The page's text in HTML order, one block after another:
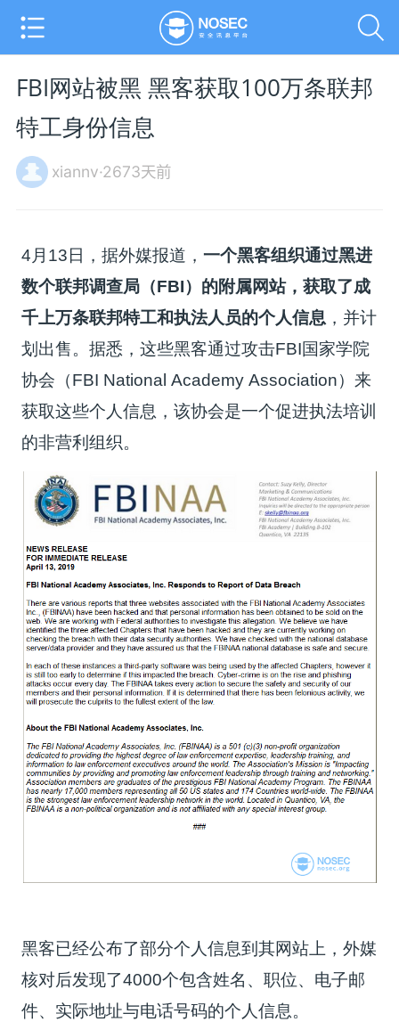
FBI网站被黑 黑客获取100万条联邦
特工身份信息
xiannv·2673天前
4月13日，据外媒报道，一个黑客组织通过黑进
数个联邦调查局（FBI）的附属网站，获取了成
千上万条联邦特工和执法人员的个人信息 ，并计
划出售。据悉，这些黑客通过攻击FBI国家学院
协会（FBI National Academy Association）来
获取这些个人信息，该协会是一个促进执法培训
的非营利组织。
黑客已经公布了部分个人信息到其网站上，外媒
核对后发现了4000个包含姓名、职位、电子邮
件、实际地址与电话号码的个人信息。